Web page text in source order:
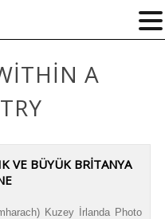
A
VE BÜYÜK BRİTANYA
Kuzey İrlanda Photo